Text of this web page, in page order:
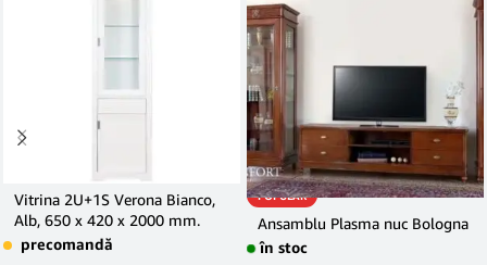
Vitrina 2U+1S Verona Bianco,
Alb, 650 x 420 x 2000 mm.
precomandă
POPULAR
Ansamblu Plasma nuc Bologna
în stoc